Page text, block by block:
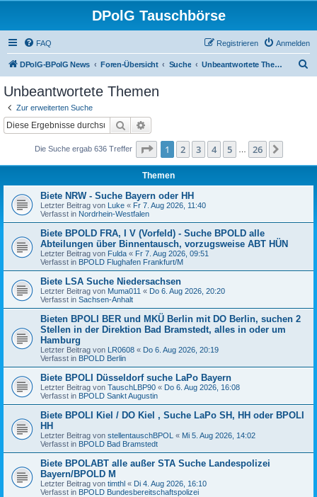
DPolG Tauschbörse
FAQ Anmelden
Registrieren
DPolG-BPolG News Foren-Übersicht Suche Unbeantwortete Themen
Unbeantwortete Themen
Zur erweiterten Suche
Suche
Die Suche ergab 636 Treffer Seite 1von 26
1 2 3 4 5 26
Themen
Biete NRW - Suche Bayern oder HH
Letzter Beitrag von Luke « Fr 7. Aug 2026, 11:40
Verfasst in Nordrhein-Westfalen
Biete BPOLD FRA, I V (Vorfeld) - Suche BPOLD alle
Abteilungen über Binnentausch, vorzugsweise ABT HÜN
Letzter Beitrag von Fulda « Fr 7. Aug 2026, 09:51
Verfasst in BPOLD Flughafen Frankfurt/M
Biete LSA Suche Niedersachsen
Letzter Beitrag von Muma011 « Do 6. Aug 2026, 20:20
Verfasst in Sachsen-Anhalt
Bieten BPOLI BER und MKÜ Berlin mit DO Berlin, suchen 2
Stellen in der Direktion Bad Bramstedt, alles in oder um
Hamburg
Letzter Beitrag von LR0608 « Do 6. Aug 2026, 20:19
Verfasst in BPOLD Berlin
Biete BPOLI Düsseldorf suche LaPo Bayern
Letzter Beitrag von TauschLBP90 « Do 6. Aug 2026, 16:08
Verfasst in BPOLD Sankt Augustin
Biete BPOLI Kiel / DO Kiel , Suche LaPo SH, HH oder BPOLI
HH
Letzter Beitrag von stellentauschBPOL « Mi 5. Aug 2026, 14:02
Verfasst in BPOLD Bad Bramstedt
Biete BPOLABT alle außer STA Suche Landespolizei
Bayern/BPOLD M
Letzter Beitrag von timthl « Di 4. Aug 2026, 16:10
Verfasst in BPOLD Bundesbereitschaftspolizei